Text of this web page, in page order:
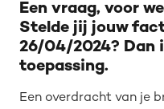
Een vraag, voor
Stelde jij jouw
26/04/2024? Dan
toepassing.
Een overdracht van je